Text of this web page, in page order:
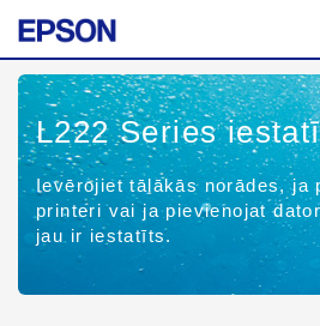
L222 Series
Ievērojiet tālākās norādes, ja
printeri vai ja pievienojat
jau ir iestatīts.